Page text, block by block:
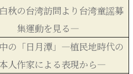
秋の台湾訪問より台湾童謡募
集運動を見る―
の「日月潭」―植民地時代の
人作家による表現から―